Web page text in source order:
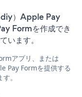
diy）Apple Pay
Formを作成でき
います。
アプリ、または
Pay Formを提供する
。